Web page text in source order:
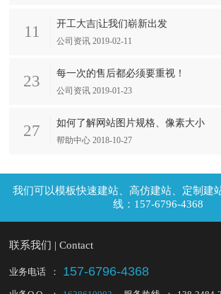
11 开工大吉|让我们崭新出发
公司资讯 2019-02-11
23 每一次的售后都必须要重视！
公司资讯 2019-01-23
27 如何了解网站图片规格、像素大小
帮助中心 2018-10-27
线：157-6796-4368
联系我们 | Contact
业务电话 ： 157-6796-4368